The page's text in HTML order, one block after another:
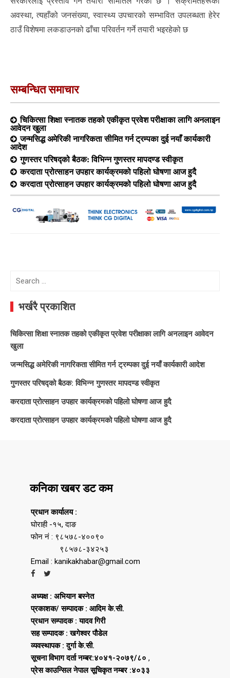
अवस्था, त्यहाँको जनसंख्या, स्वास्थ्य उपचारको सम्भावित उपलब्धता हेरेर
ठाउँ विशेषमा लकडाउनको ढाँचा परिवर्तन गर्ने तयारी भइरहेको छ
सम्बन्धित समाचार
चिकित्सा शिक्षा स्नातक तहको एकीकृत प्रवेश परीक्षाका लागि अनलाइन
आवेदन खुला
जन्मसिद्ध अमेरिकी नागरिकता सीमित गर्न ट्रम्पका दुई नयाँ कार्यकारी
आदेश
गुणस्तर परिषद्को बैठक: विभिन्न गुणस्तर मापदण्ड स्वीकृत
करदाता प्रोत्साहन उपहार कार्यक्रमको पहिलो घोषणा आज हुदै
करदाता प्रोत्साहन उपहार कार्यक्रमको पहिलो घोषणा आज हुदै
Search
भर्खरै प्रकाशित
चिकित्सा शिक्षा स्नातक तहको एकीकृत प्रवेश परीक्षाका लागि अनलाइन आवेदन
खुला
जन्मसिद्ध अमेरिकी नागरिकता सीमित गर्न ट्रम्पका दुई नयाँ कार्यकारी आदेश
गुणस्तर परिषद्को बैठक: विभिन्न गुणस्तर मापदण्ड स्वीकृत
करदाता प्रोत्साहन उपहार कार्यक्रमको पहिलो घोषणा आज हुदै
करदाता प्रोत्साहन उपहार कार्यक्रमको पहिलो घोषणा आज हुदै
कनिका खबर डट कम
प्रधान कार्यालय :
घोराही -१५, दाङ
फोन नं : ९८५७८-४००९०
९८५७८-३४२५३
Email : kanikakhabar@gmail.com
अध्यक्ष : अभियान बस्नेत
प्रकाशक/ सम्पादक : आदिम के.सी.
प्रधान सम्पादक : यादव गिरी
सह सम्पादक : खगेश्वर पौडेल
व्यवस्थापक : दुर्गा के.सी.
सूचना विभाग दर्ता नम्बर:४०४१-२०७९/८० ,
प्रेस काउन्सिल नेपाल सूचिकृत नम्बर :४०३३